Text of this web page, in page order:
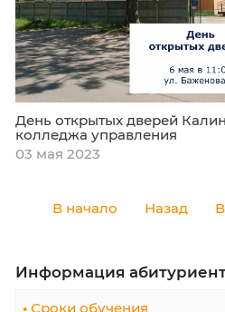
День открытых дверей
колледжа управления
23 мая 2023
В субботу, 6 мая
открытых дверей